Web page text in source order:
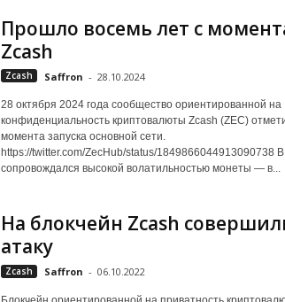
Прошло восемь лет с
Zcash
Zcash Saffron - 28.10.2024
28 октября 2024 года сообщество ориентированной на
конфиденциальность криптовалюты Zcash (ZEC)
момента запуска основной сети.
https://twitter.com/ZecHub/status/1849866044913090738 В
сопровождался высокой волатильностью монеты — в...
На блокчейн Zcash
атаку
Zcash Saffron - 06.10.2022